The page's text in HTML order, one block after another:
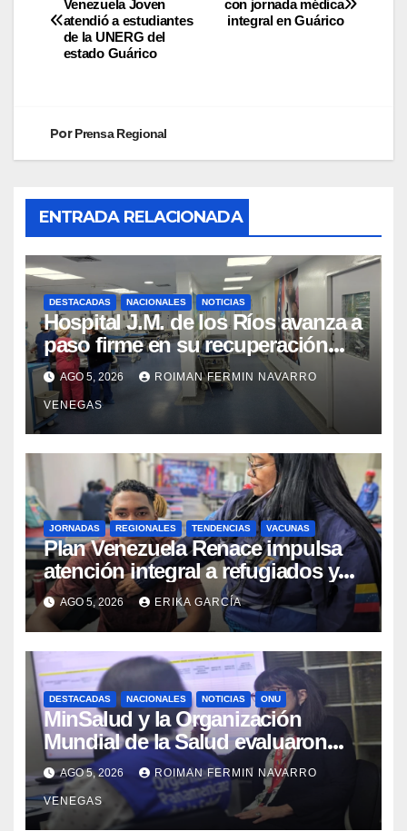
con jornada médica
integral en Guárico
Venezuela Joven
atendió a estudiantes
de la UNERG del
estado Guárico
PorPrensa Regional
ENTRADA RELACIONADA
DESTACADAS NACIONALES NOTICIAS
Hospital J.M. de los Ríos avanza a
paso firme en su recuperación
tras los recientes eventos
sísmicos
AGO 5, 2026 ROIMAN FERMIN NAVARRO
VENEGAS
JORNADAS REGIONALES TENDENCIAS VACUNAS
​Plan Venezuela Renace impulsa
atención integral a refugiados y
evaluación de vacunación en
Aragua
AGO 5, 2026 ERIKA GARCÍA
DESTACADAS NACIONALES NOTICIAS ONU
MinSalud y la Organización
Mundial de la Salud evaluaron
propuesta técnica integral en
materia de agua saneamiento e
higiene ante contingencia sísmica
AGO 5, 2026 ROIMAN FERMIN NAVARRO
VENEGAS